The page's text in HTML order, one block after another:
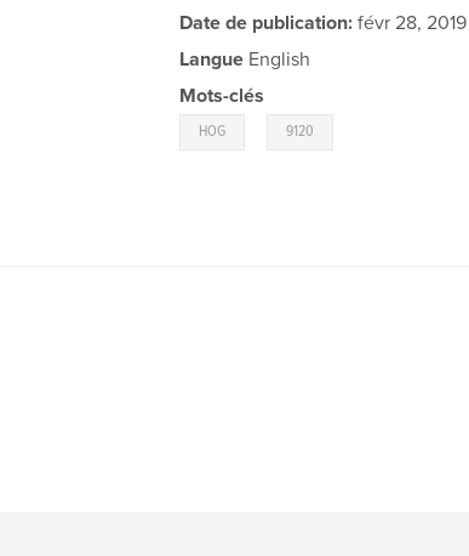
Date de publication: févr 28, 2019
Langue English
Mots-clés
HOG 9120